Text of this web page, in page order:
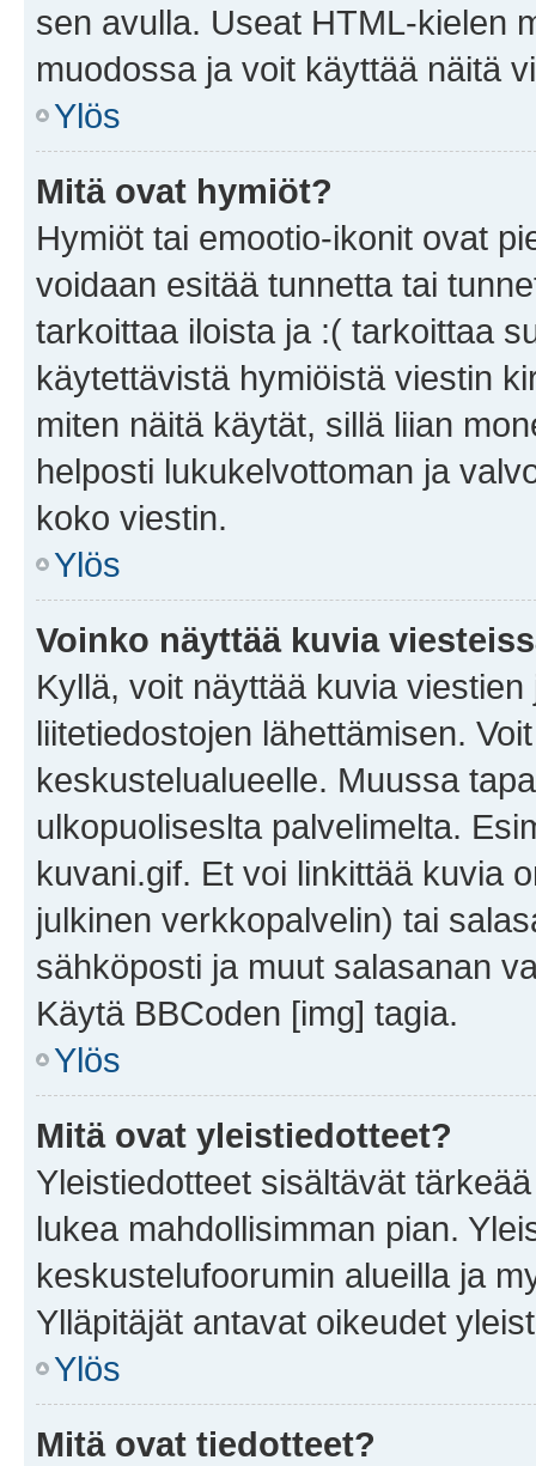
sen avulla. Useat HTML-kielen
muodossa ja voit käyttää näitä
Ylös
Mitä ovat hymiöt?
Hymiöt tai emootio-ikonit ovat
voidaan esitää tunnetta tai
tarkoittaa iloista ja :( tarkoittaa
käytettävistä hymiöistä viestin
miten näitä käytät, sillä liian
helposti lukukelvottoman ja
koko viestin.
Ylös
Voinko näyttää kuvia
Kyllä, voit näyttää kuvia
liitetiedostojen lähettämisen.
keskustelualueelle. Muussa
ulkopuoliseslta palvelimelta.
kuvani.gif. Et voi linkittää kuvia
julkinen verkkopalvelin) tai
sähköposti ja muut salasanan
Käytä BBCoden [img] tagia.
Ylös
Mitä ovat yleistiedotteet?
Yleistiedotteet sisältävät
lukea mahdollisimman pian.
keskustelufoorumin alueilla ja
Ylläpitäjät antavat oikeudet
Ylös
Mitä ovat tiedotteet?